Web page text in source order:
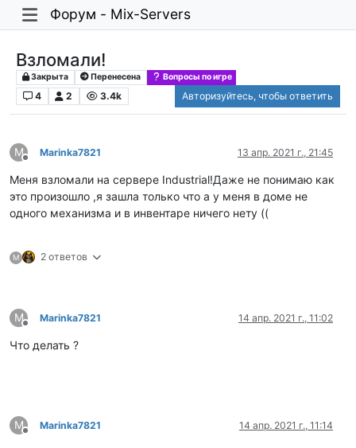
Форум - Mix-Servers
Взломали!
Закрыта Перенесена Вопросы по игре
4 2 3.4k Авторизуйтесь, чтобы ответить
M
Не в сети
Marinka7821 13 апр. 2021 г., 21:45
Меня взломали на сервере Industrial!Даже не понимаю как
это произошло ,я зашла только что а у меня в доме не
одного механизма и в инвентаре ничего нету ((
M 2 ответов
M
Не в сети
Marinka7821 14 апр. 2021 г., 11:02
Что делать ?
M
Не в сети
Marinka7821 14 апр. 2021 г., 11:14